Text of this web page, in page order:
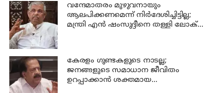
വന്ദേമാതരം മുഴുവനായും
ആലപിക്കണമെന്ന് നിര്‍ദേശിച്ചിട്ടില്ല;
മന്ത്രി എന്‍ ഷംസുദ്ദീനെ തള്ളി ലോക്
കേരളം ഗുണ്ടകളുടെ നാടല്ല;
ജനങ്ങളുടെ സമാധാന ജീവിതം
ഉറപ്പാക്കാന്‍ ശക്തമായ